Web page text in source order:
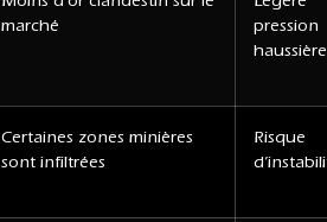
marché
pression
haussière
Certaines zones minières
sont infiltrées
Risque